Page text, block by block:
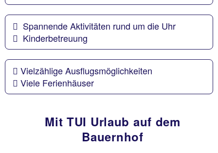
Spannende Aktivitäten rund um die Uhr
Kinderbetreuung
Vielzählige Ausflugsmöglichkeiten
Viele Ferienhäuser
Mit TUI Urlaub auf dem
Bauernhof